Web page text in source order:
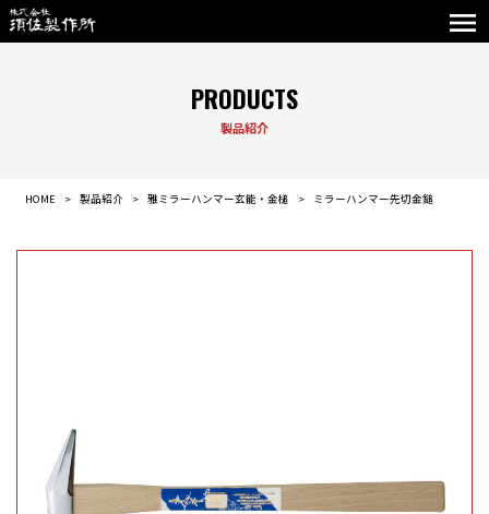
PRODUCTS
製品紹介
HOME 製品紹介 雅ミラーハンマー玄能・金槌 ミラーハンマー先切金鎚